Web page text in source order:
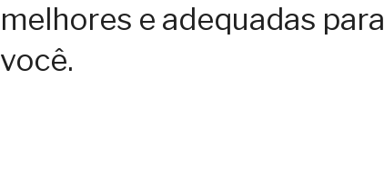
melhores e adequadas para
você.